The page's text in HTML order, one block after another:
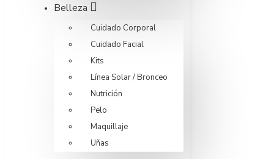
Belleza
Cuidado Corporal
Cuidado Facial
Kits
Línea Solar / Bronceo
Nutrición
Pelo
Maquillaje
Uñas